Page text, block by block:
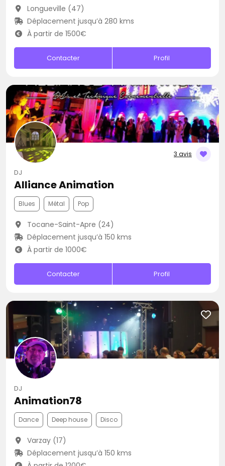
Longueville (47)
Déplacement jusqu’à 280 kms
À partir de 1500€
Contacter Profil
3 avis
DJ
Alliance Animation
Blues Métal Pop
Tocane-Saint-Apre (24)
Déplacement jusqu’à 150 kms
À partir de 1000€
Contacter Profil
DJ
Animation78
Dance Deep house Disco
Varzay (17)
Déplacement jusqu’à 150 kms